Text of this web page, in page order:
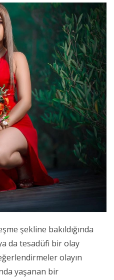
şekline bakıldığında
da tesadüfi bir olay
olayın
yaşanan bir